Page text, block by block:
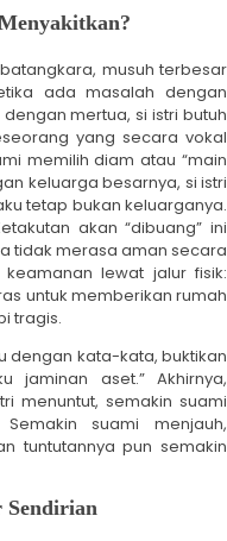
musuh terbesar
ada masalah dengan
mertua, si istri butuh
yang secara vokal
memilih diam atau “main
keluarga besarnya, si istri
tetap bukan keluarganya.
akan “dibuang” ini
tidak merasa aman secara
lewat jalur fisik:
untuk memberikan rumah
tragis.
dengan kata-kata, buktikan
jaminan aset.” Akhirnya,
menuntut, semakin suami
suami menjauh,
tuntutannya pun semakin
Sendirian